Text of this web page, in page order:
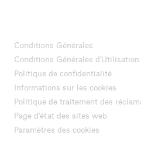
Conditions Générales
Conditions Générales
Politique de confidentialité
Informations sur les cookies
Politique de traitement des
Page d'état des sites web
Paramètres des cookies